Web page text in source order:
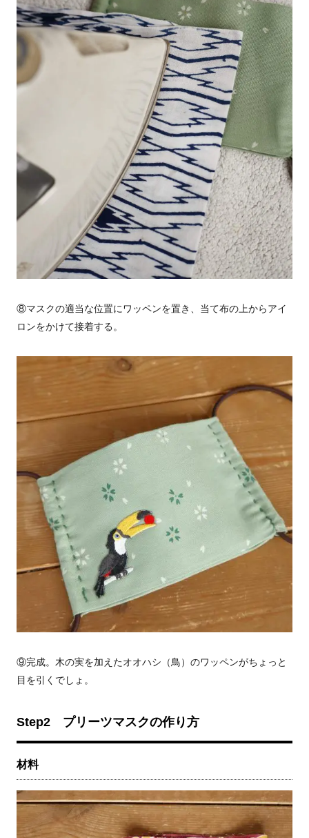
⑧マスクの適当な位置にワッペンを置き、当て布の上からアイ
ロンをかけて接着する。
⑨完成。木の実を加えたオオハシ（鳥）のワッペンがちょっと
目を引くでしょ。
Step2 プリーツマスクの作り方
材料